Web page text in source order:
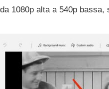
1080p alta a 540p bassa,